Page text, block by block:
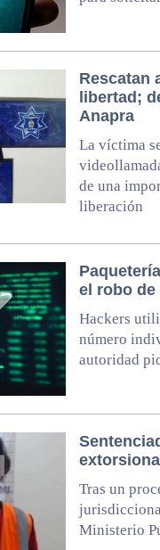
Rescatan
libertad;
Anapra
La víctima
de una
liberación
el robo de
Hackers
número
autoridad
Tras un
Ministerio